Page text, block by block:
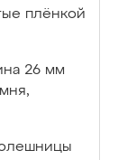
плёнкой
26 мм